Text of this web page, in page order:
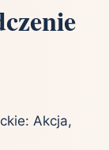
Akcja,